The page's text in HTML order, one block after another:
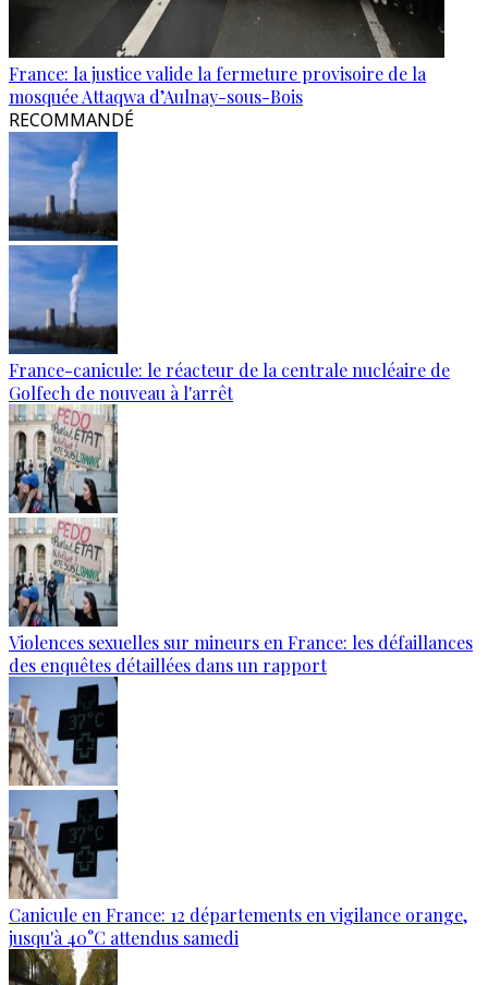
France: la justice valide la fermeture provisoire de la
mosquée Attaqwa d’Aulnay-sous-Bois
RECOMMANDÉ
France-canicule: le réacteur de la centrale nucléaire de
Golfech de nouveau à l'arrêt
Violences sexuelles sur mineurs en France: les défaillances
des enquêtes détaillées dans un rapport
Canicule en France: 12 départements en vigilance orange,
jusqu'à 40°C attendus samedi